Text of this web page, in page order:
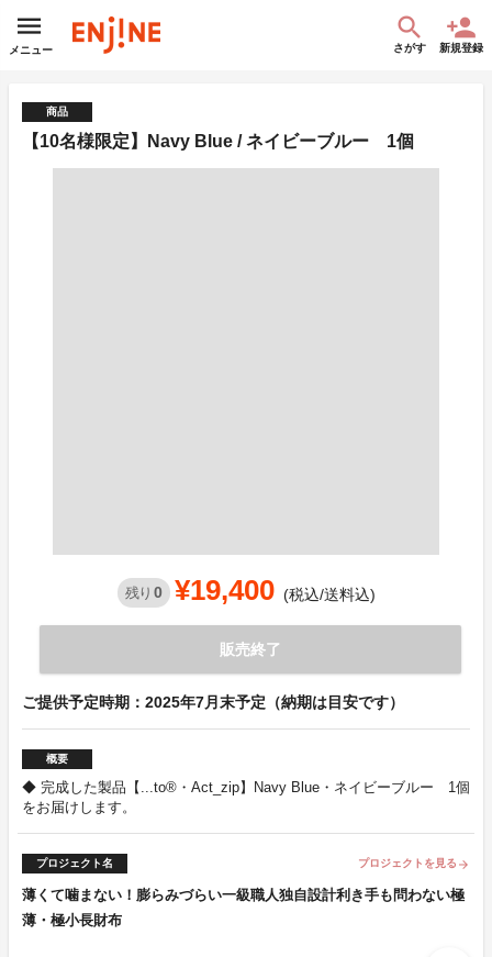
メニュー さがす 新規登録
商品
【10名様限定】Navy Blue / ネイビーブルー 1個
残り 0 ¥19,400 (税込/送料込)
販売終了
ご提供予定時期：2025年7月末予定（納期は目安です）
概要
◆ 完成した製品【...to®・Act_zip】Navy Blue・ネイビーブルー 1個
をお届けします。
プロジェクト名 プロジェクトを見る arrow_forward
薄くて噛まない！膨らみづらい一級職人独自設計利き手も問わない極
薄・極小長財布